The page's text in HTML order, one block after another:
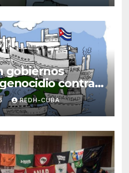
gobiernos
contra
López
REDH-CUBA